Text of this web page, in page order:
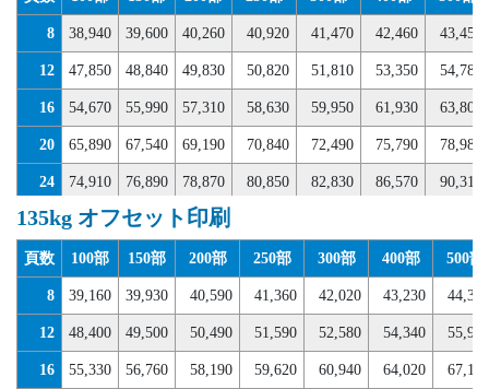
8 38,940 39,600 40,260 40,920 41,470 42,460 43,450
12 47,850 48,840 49,830 50,820 51,810 53,350 54,780
16 54,670 55,990 57,310 58,630 59,950 61,930 63,800
20 65,890 67,540 69,190 70,840 72,490 75,790 78,980
24 74,910 76,890 78,870 80,850 82,830 86,570 90,310
28 83,930 86,240 88,550
32 90,640 94,600 98,560 100,760 102,850 109,010 110,550
135kg オフセット印刷
頁数 100部 150部 200部 250部 300部 400部 500部
8 39,160 39,930 40,590 41,360 42,020 43,230 44,330
12 48,400 49,500 50,490 51,590 52,580 54,340 55,990
16 55,330 56,760 58,190 59,620 60,940 64,020 67,100